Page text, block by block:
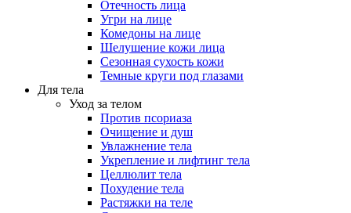
Отечность лица
Угри на лице
Комедоны на лице
Шелушение кожи лица
Сезонная сухость кожи
Темные круги под глазами
Для тела
Уход за телом
Против псориаза
Очищение и душ
Увлажнение тела
Укрепление и лифтинг тела
Целлюлит тела
Похудение тела
Растяжки на теле